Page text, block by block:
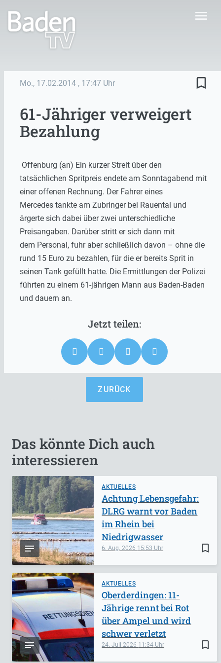
menu
Mo., 17.02.2014 , 17:47 Uhr bookmark_border
61-Jähriger verweigert
Bezahlung
Offenburg (an) Ein kurzer Streit über den
tatsächlichen Spritpreis endete am Sonntagabend mit
einer offenen Rechnung. Der Fahrer eines
Mercedes tankte am Zubringer bei Rauental und
ärgerte sich dabei über zwei unterschiedliche
Preisangaben. Darüber stritt er sich dann mit
dem Personal, fuhr aber schließlich davon – ohne die
rund 15 Euro zu bezahlen, für die er bereits Sprit in
seinen Tank gefüllt hatte. Die Ermittlungen der Polizei
führten zu einem 61-jährigen Mann aus Baden-Baden
und dauern an.
ZURÜCK
Das könnte Dich auch
interessieren
AKTUELLES
bookmark_border
6. Aug. 2026 15:53
Achtung Lebensgefahr:
DLRG warnt vor Baden
im Rhein bei
Niedrigwasser
AKTUELLES
bookmark_border
24. Juli 2026 11:34
Oberderdingen: 11-
Jährige rennt bei Rot
über Ampel und wird
schwer verletzt